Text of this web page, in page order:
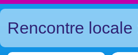
Rencontre locale